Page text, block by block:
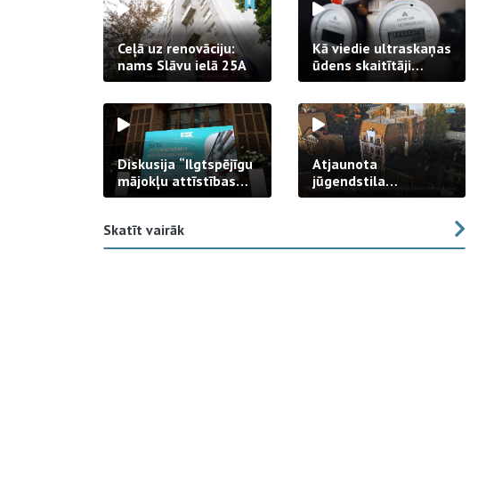
Ceļā uz renovāciju:
nams Slāvu ielā 25A
Kā viedie ultraskaņas
ūdens skaitītāji
strādā praksē
Diskusija “Ilgtspējīgu
mājokļu attīstības
izaicinājums”
Atjaunota
jūgendstila
arhitektūras pērles
Skatīt vairāk